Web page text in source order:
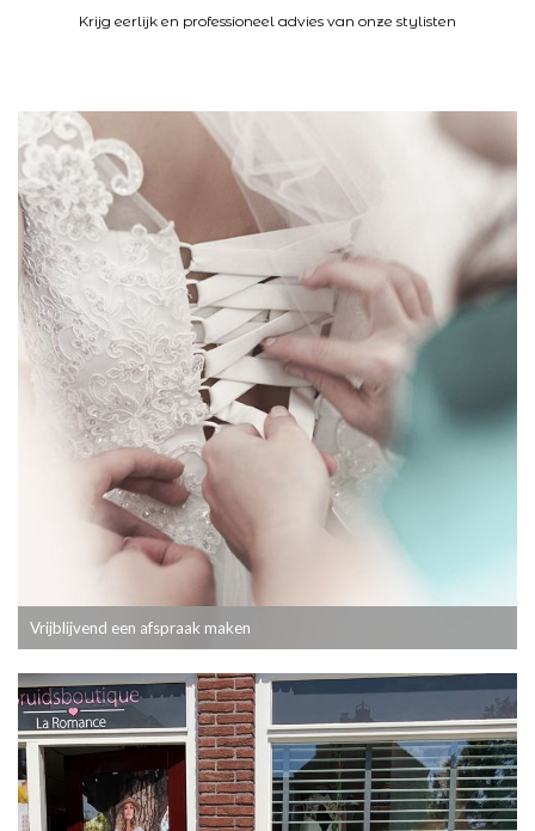
Krijg eerlijk en professioneel advies van onze stylisten
Vrijblijvend een afspraak maken